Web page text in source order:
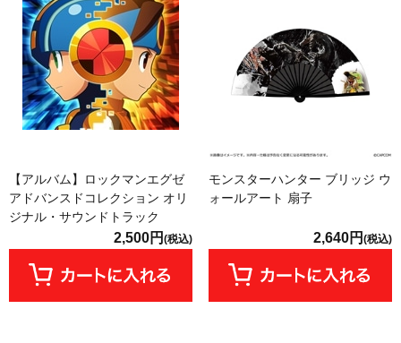
【アルバム】ロックマンエグゼ
アドバンスドコレクション オリ
ジナル・サウンドトラック
2,500円 (税込)
モンスターハンター ブリッジ ウ
ォールアート 扇子
2,640円 (税込)